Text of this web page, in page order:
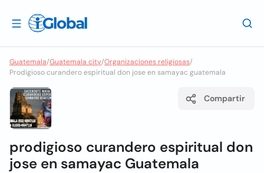
Guatemala/Guatemala city/Organizaciones religiosas/
Prodigioso curandero espiritual don jose en samayac guatemala
Compartir
prodigioso curandero espiritual don
jose en samayac Guatemala